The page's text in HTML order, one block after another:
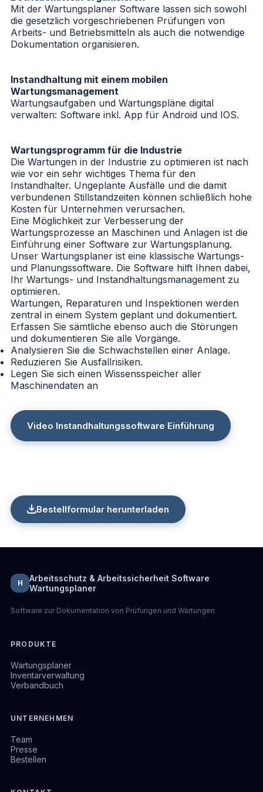
Mit der Wartungsplaner Software lassen sich sowohl
die gesetzlich vorgeschriebenen Prüfungen von
Arbeits- und Betriebsmitteln als auch die notwendige
Dokumentation organisieren.
Instandhaltung mit einem mobilen
Wartungsmanagement
Wartungsaufgaben und Wartungspläne digital
verwalten: Software inkl. App für Android und IOS.
Wartungsprogramm für die Industrie
Die Wartungen in der Industrie zu optimieren ist nach
wie vor ein sehr wichtiges Thema für den
Instandhalter. Ungeplante Ausfälle und die damit
verbundenen Stillstandzeiten können schließlich hohe
Kosten für Unternehmen verursachen.
Eine Möglichkeit zur Verbesserung der
Wartungsprozesse an Maschinen und Anlagen ist die
Einführung einer Software zur Wartungsplanung.
Unser Wartungsplaner ist eine klassische Wartungs-
und Planungssoftware. Die Software hilft Ihnen dabei,
Ihr Wartungs- und Instandhaltungsmanagement zu
optimieren.
Wartungen, Reparaturen und Inspektionen werden
zentral in einem System geplant und dokumentiert.
Erfassen Sie sämtliche ebenso auch die Störungen
und dokumentieren Sie alle Vorgänge.
Analysieren Sie die Schwachstellen einer Anlage.
Reduzieren Sie Ausfallrisiken.
Legen Sie sich einen Wissensspeicher aller
Maschinendaten an
Video Instandhaltungssoftware Einführung
Bestellformular herunterladen
H
Arbeitsschutz & Arbeitssicherheit Software
Wartungsplaner
Software zur Dokumentation von Prüfungen und Wartungen
PRODUKTE
Wartungsplaner
Inventarverwaltung
Verbandbuch
UNTERNEHMEN
Team
Presse
Bestellen